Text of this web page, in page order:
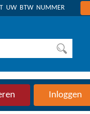
UW BTW NUMMER
Inloggen